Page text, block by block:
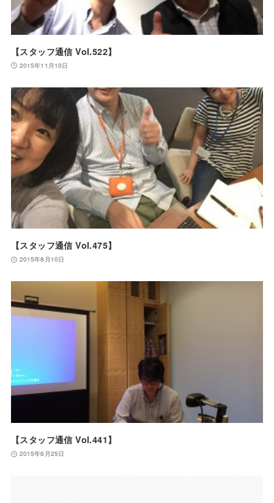
【スタッフ通信 Vol.522】
2015年11月10日
【スタッフ通信 Vol.475】
2015年8月10日
【スタッフ通信 Vol.441】
2015年6月25日